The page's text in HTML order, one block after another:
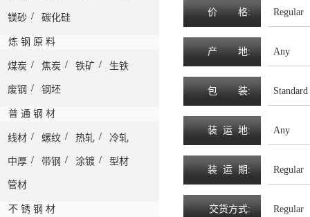
镁砂 / 碳化硅
炼 钢 原 料
煤炭 / 焦炭 / 铁矿 / 生铁
废钢 / 钢坯
普 通 钢 材
线材 / 螺纹 / 热轧 / 冷轧
中厚 / 带钢 / 涂镀 / 型材
管材
不 锈 钢 材
价 格: Regular
产 地: Any
包 装:
装 运 地: Any
装 运 期 : Regular
交货方式: Regular